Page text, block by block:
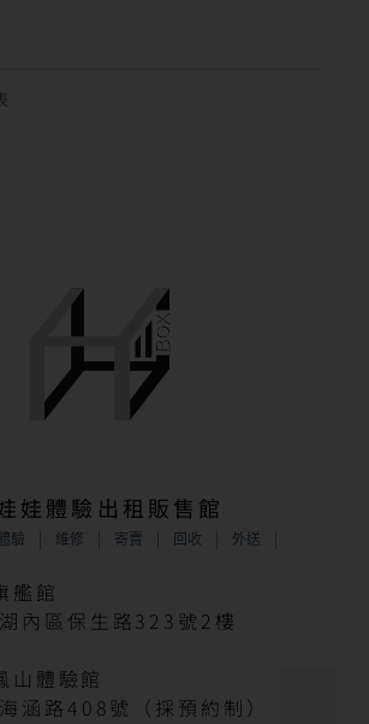
娃體驗出租販售館
體驗 維修 寄賣 回收 外送
艦館
內區保生路323號2樓
山體驗館
涵路408號（採預約制）